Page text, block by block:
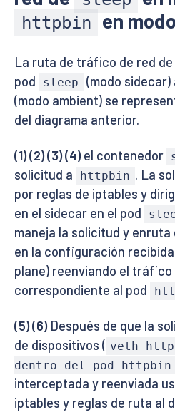
httpbin en
La ruta de tráfico de red
pod
sleep (modo sidecar)
(modo ambient) se
del diagrama anterior.
(1) (2) (3) (4)el contenedor
solicitud a
httpbin . La
por reglas de iptables y
en el sidecar en el pod
maneja la solicitud y
en la configuración
plane) reenviando el
correspondiente al pod
(5) (6)Después de que la
de dispositivos ( veth
dentro del pod httpbin
interceptada y reenviada
iptables y reglas de ruta al